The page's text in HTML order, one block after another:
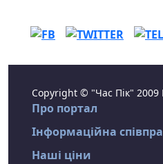
Copyright © "Час Пік" 2009
Про портал
Інформаційна
Наші ціни